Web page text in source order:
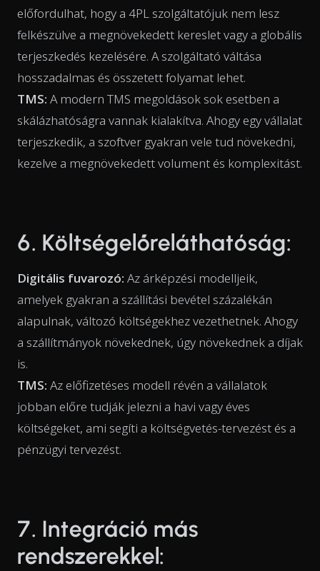
előfordulhat, hogy a 4PL szolgáltatójuk nem lesz
felkészülve a megnövekedett kereslet vagy a globális
terjeszkedés kezelésére. A szolgáltató váltása
hosszadalmas és összetett folyamat lehet.
TMS: A modern TMS megoldások sok esetben a
skálázhatóságra vannak kialakítva. Ahogy egy vállalat
terjeszkedik, a szoftver gyakran vele tud növekedni,
kezelve a megnövekedett volument és komplexitást.
6. Költségelőreláthatóság:
Digitális fuvarozó: Az árképzési modelljeik,
amelyek gyakran a szállítási bevétel százalékán
alapulnak, változó költségekhez vezethetnek. Ahogy
a szállítmányok növekednek, úgy növekednek a díjak
is.
TMS: Az előfizetéses modell révén a vállalatok
jobban előre tudják jelezni a havi vagy éves
költségeket, ami segíti a költségvetés-tervezést és a
pénzügyi tervezést.
7. Integráció más
rendszerekkel: